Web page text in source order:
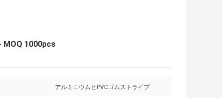
MOQ 1000pcs
アルミニウムとPVCゴムストライプ